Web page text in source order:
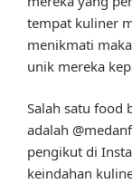
tempat kuliner
menikmati
unik mereka
Salah satu food
adalah
pengikut di
keindahan